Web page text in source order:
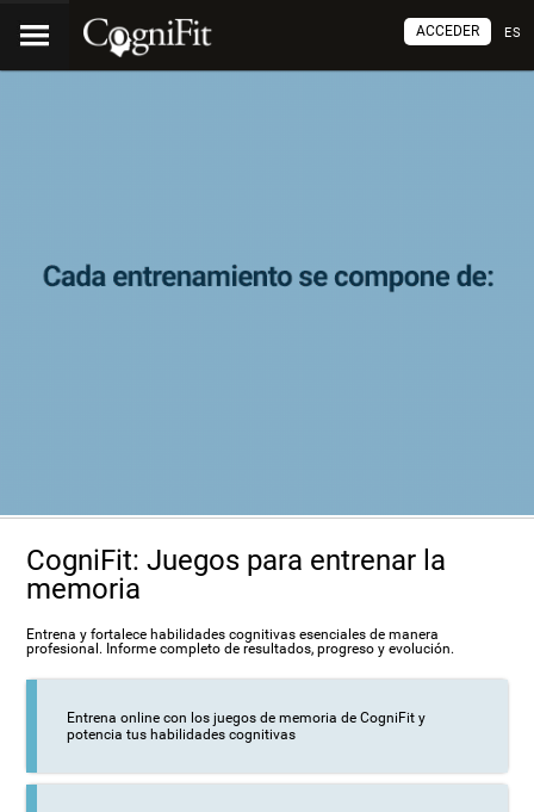
ES
ACCEDER
CogniFit: Juegos para entrenar la
memoria
Entrena y fortalece habilidades cognitivas esenciales de manera
profesional. Informe completo de resultados, progreso y evolución.
Entrena online con los juegos de memoria de CogniFit y
potencia tus habilidades cognitivas